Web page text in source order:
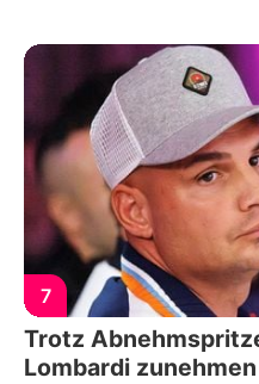
7
Trotz
Lombardi zunehmen